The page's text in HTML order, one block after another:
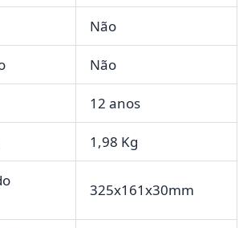
Não
Não
12 anos
1,98 Kg
325x161x30mm